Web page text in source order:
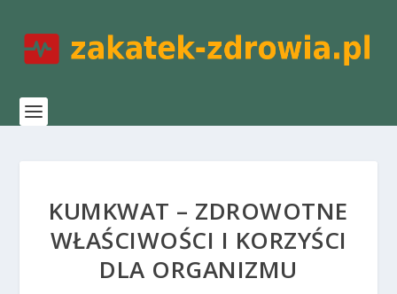
KUMKWAT – ZDROWOTNE
WŁAŚCIWOŚCI I KORZYŚCI
DLA ORGANIZMU